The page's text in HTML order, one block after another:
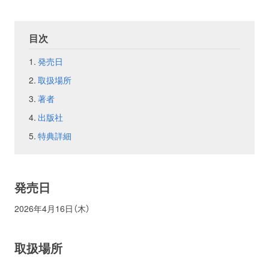
目次
発売日
取扱場所
著者
出版社
特典詳細
発売日
2026年4月16日（木）
取扱場所